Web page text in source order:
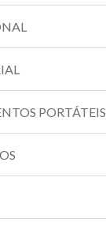
PORTÁTEIS